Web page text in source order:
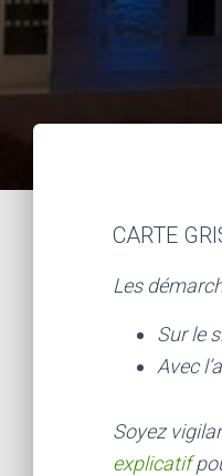
CARTE
Les
Sur le
Avec
Soyez
explicatif